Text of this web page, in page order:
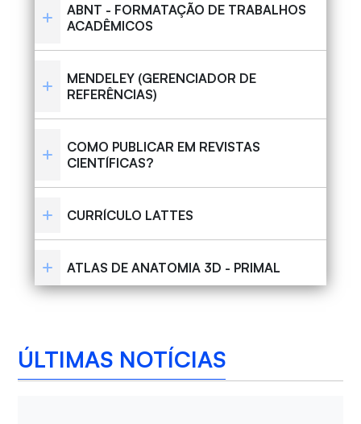
ABNT - FORMATAÇÃO DE TRABALHOS
ACADÊMICOS
MENDELEY (GERENCIADOR DE
REFERÊNCIAS)
COMO PUBLICAR EM REVISTAS
CIENTÍFICAS?
CURRÍCULO LATTES
ATLAS DE ANATOMIA 3D - PRIMAL
ÚLTIMAS NOTÍCIAS